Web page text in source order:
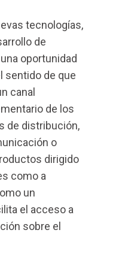
tecnologías,
de
oportunidad
sentido de que
canal
de los
de distribución,
o
dirigido
como a
un
el acceso a
sobre el